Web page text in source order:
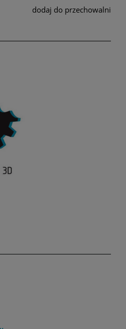
dodaj do przechowalni